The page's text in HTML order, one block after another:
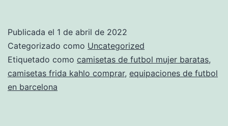
Publicada el 1 de abril de 2022
Categorizado como Uncategorized
Etiquetado como camisetas de futbol mujer baratas,
camisetas frida kahlo comprar, equipaciones de futbol
en barcelona